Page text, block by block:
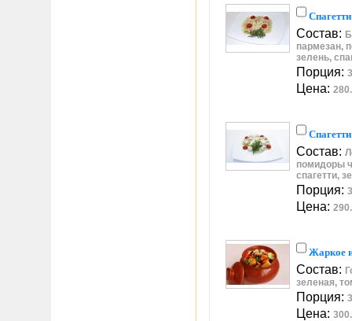
Состав:
пармезан,
зелень,
Порция:
Цена:
Состав:
помидоры
спагетти,
Порция:
Цена:
Жаркое
Состав:
зеленая,
Порция:
Цена: